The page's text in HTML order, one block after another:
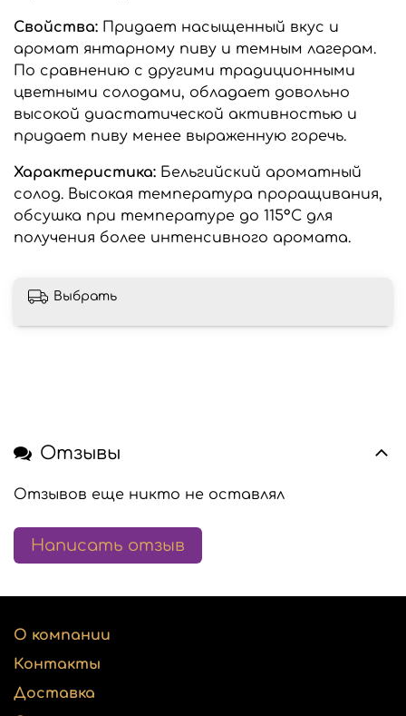
Свойства: Придает насыщенный вкус и
аромат янтарному пиву и темным лагерам.
По сравнению с другими традиционными
цветными солодами, обладает довольно
высокой диастатической активностью и
придает пиву менее выраженную горечь.
Характеристика: Бельгийский ароматный
солод. Высокая температура проращивания,
обсушка при температуре до 115°C для
получения более интенсивного аромата.
Выбрать
Отзывы
Отзывов еще никто не оставлял
Написать отзыв
О компании
Контакты
Доставка